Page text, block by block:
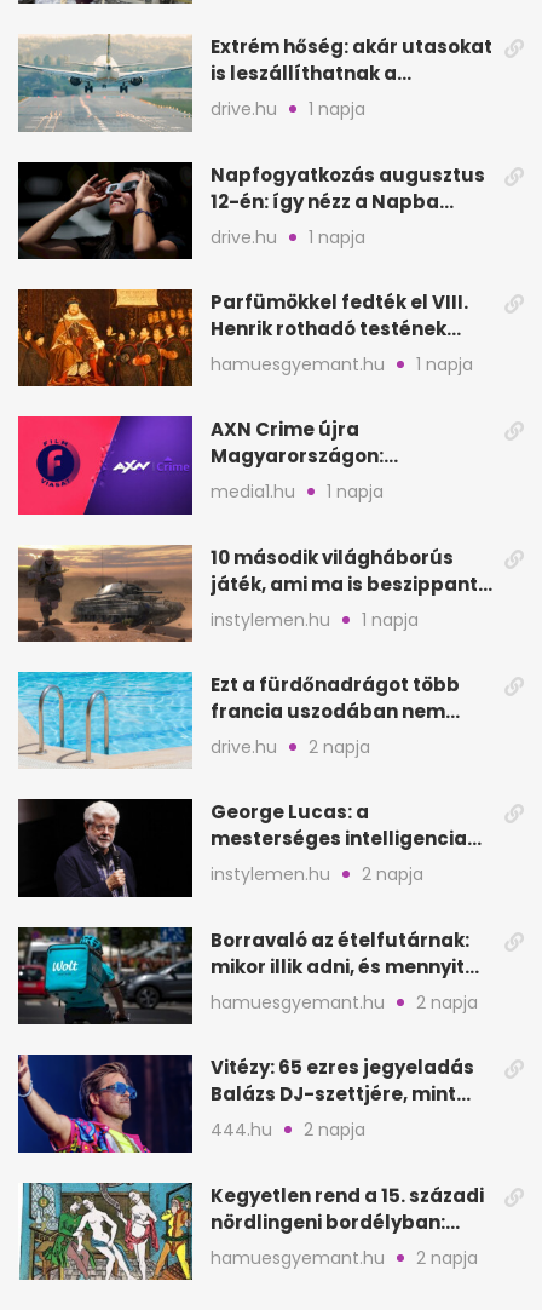
Extrém hőség: akár utasokat
is leszállíthatnak a
repülőgépről
drive.hu 1 napja
Napfogyatkozás augusztus
12-én: így nézz a Napba
biztonságosan
drive.hu 1 napja
Parfümökkel fedték el VIII.
Henrik rothadó testének
szagát
hamuesgyemant.hu 1 napja
AXN Crime újra
Magyarországon:
szeptembertől a Viasat Film
media1.hu 1 napja
10 második világháborús
játék, ami ma is beszippant
a képernyő elé
instylemen.hu 1 napja
Ezt a fürdőnadrágot több
francia uszodában nem
fogadják el
drive.hu 2 napja
George Lucas: a
mesterséges intelligencia
lehet Hollywood következő
lépése
instylemen.hu 2 napja
Borravaló az ételfutárnak:
mikor illik adni, és mennyit
rendeléskor?
hamuesgyemant.hu 2 napja
Vitézy: 65 ezres jegyeladás
Balázs DJ-szettjére, mint
metró nélküli Puskás-meccs
444.hu 2 napja
Kegyetlen rend a 15. századi
nördlingeni bordélyban:
verés, éheztetés
hamuesgyemant.hu 2 napja